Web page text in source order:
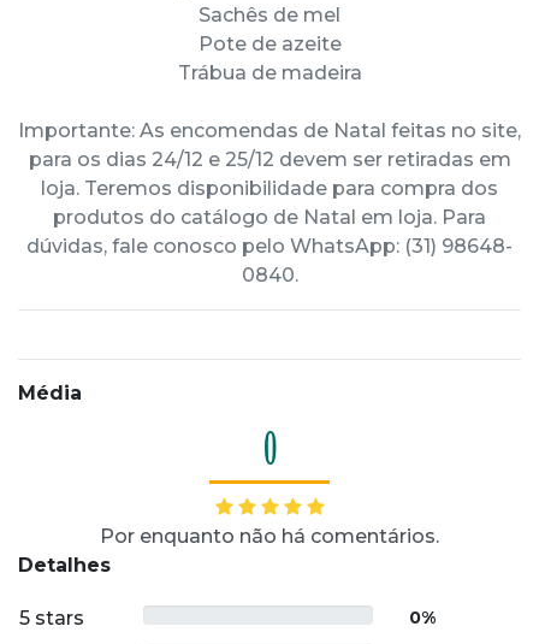
Sachês de mel
Pote de azeite
Trábua de madeira
Importante: As encomendas de Natal feitas no site,
para os dias 24/12 e 25/12 devem ser retiradas em
loja. Teremos disponibilidade para compra dos
produtos do catálogo de Natal em loja. Para
dúvidas, fale conosco pelo WhatsApp: (31) 98648-
0840.
Média
0
Por enquanto não há comentários.
Detalhes
5 stars 0%